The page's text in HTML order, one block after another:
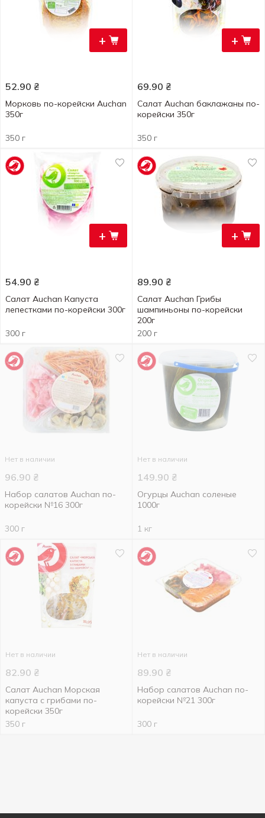
+
52.90 ₴
Морковь по-корейски Auchan
350г
350 г
+
69.90 ₴
Салат Auchan баклажаны по-
корейски 350г
350 г
+
54.90 ₴
Салат Auchan Капуста
лепестками по-корейски 300г
300 г
+
89.90 ₴
Салат Auchan Грибы
шампиньоны по-корейски
200г
200 г
Нет в наличии
96.90 ₴
Набор салатов Auchan по-
корейски №16 300г
300 г
Нет в наличии
149.90 ₴
Огурцы Auchan соленые
1000г
1 кг
Нет в наличии
82.90 ₴
Салат Auchan Морская
капуста с грибами по-
корейски 350г
350 г
Нет в наличии
89.90 ₴
Набор салатов Auchan по-
корейски №21 300г
300 г